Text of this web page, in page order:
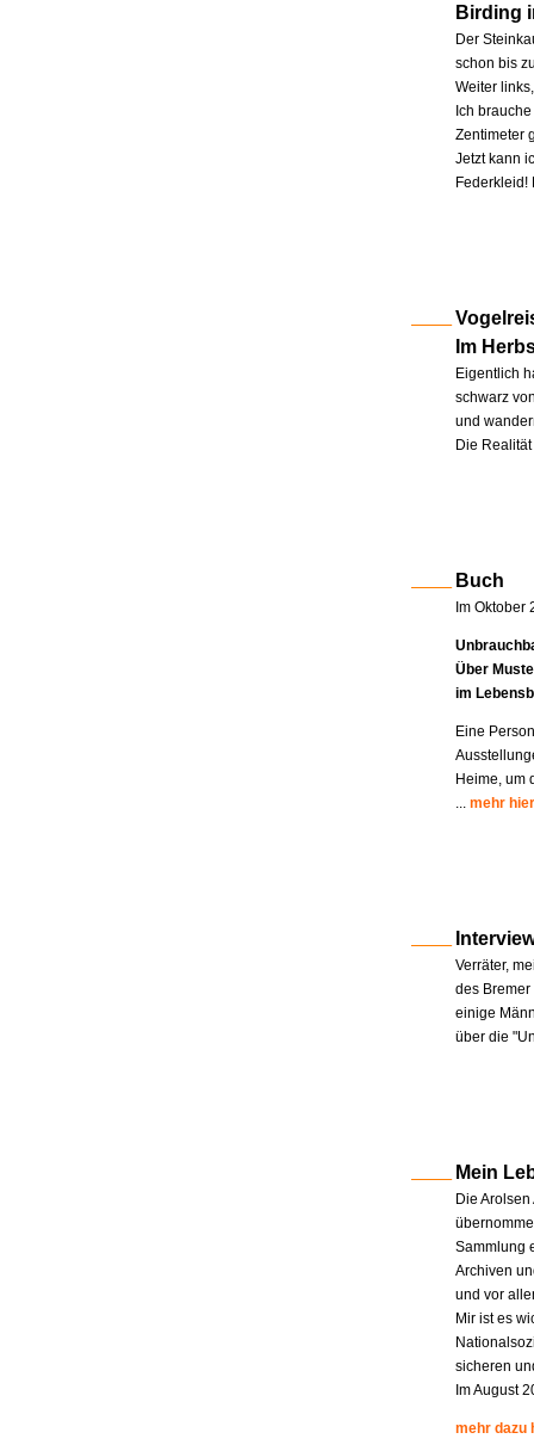
Birding
Der
schon bis
Weiter
Ich
Zentimeter
Jetzt kann
Im
Eigentlich
schwarz
und
Die
Buch
Im Oktober
Über
im
Eine
Heime, um
... mehr hier
Verräter,
des
einige
über die
Mein
Die
Sammlung
Archiven
und vor
Mir ist es
sicheren
Im August
mehr dazu